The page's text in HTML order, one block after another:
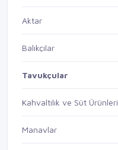
Aktar
Balıkçılar
Tavukçular
Kahvaltılık ve Süt Ürünleri
Manavlar